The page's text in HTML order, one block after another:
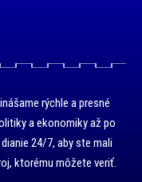
rýchle a presné
a ekonomiky až po
24/7, aby ste mali
ktorému môžete veriť.